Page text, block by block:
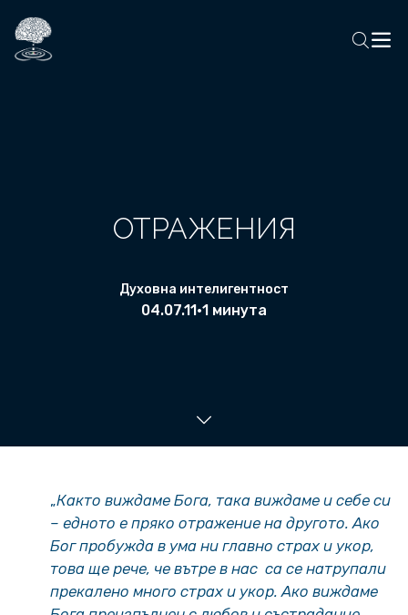
ОТРАЖЕНИЯ
Духовна интелигентност
04.07.11•1 минута
„Както виждаме Бога, така виждаме и себе си
– едното е пряко отражение на другото. Ако
Бог пробужда в ума ни главно страх и укор,
това ще рече, че вътре в нас са се натрупали
прекалено много страх и укор. Ако виждаме